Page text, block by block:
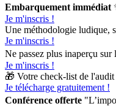
Embarquement immédiat
Je m'inscris !
Une méthodologie ludique,
Je m'inscris !
Ne passez plus inaperçu
Je m'inscris !
🎁 Votre check-list de l'audit
Je télécharge gratuitement !
Conférence offerte